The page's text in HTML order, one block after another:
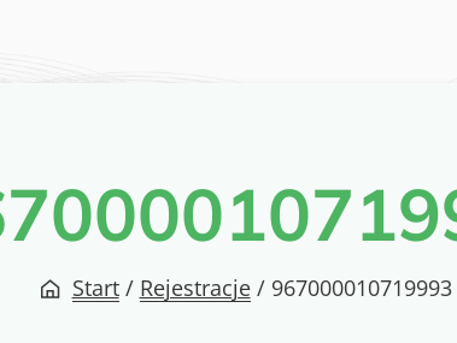
Start / Rejestracje / 967000010719993